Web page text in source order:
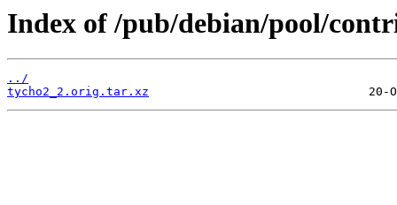
Index of /pub/debian/pool/
../
tycho2_2.orig.tar.xz